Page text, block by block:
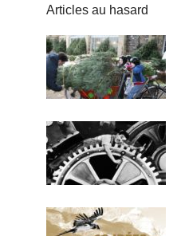
Articles au hasard